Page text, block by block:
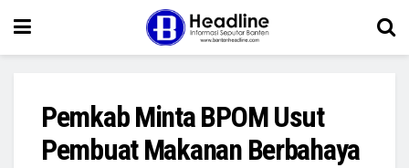
Pemkab Minta BPOM Usut
Pembuat Makanan Berbahaya